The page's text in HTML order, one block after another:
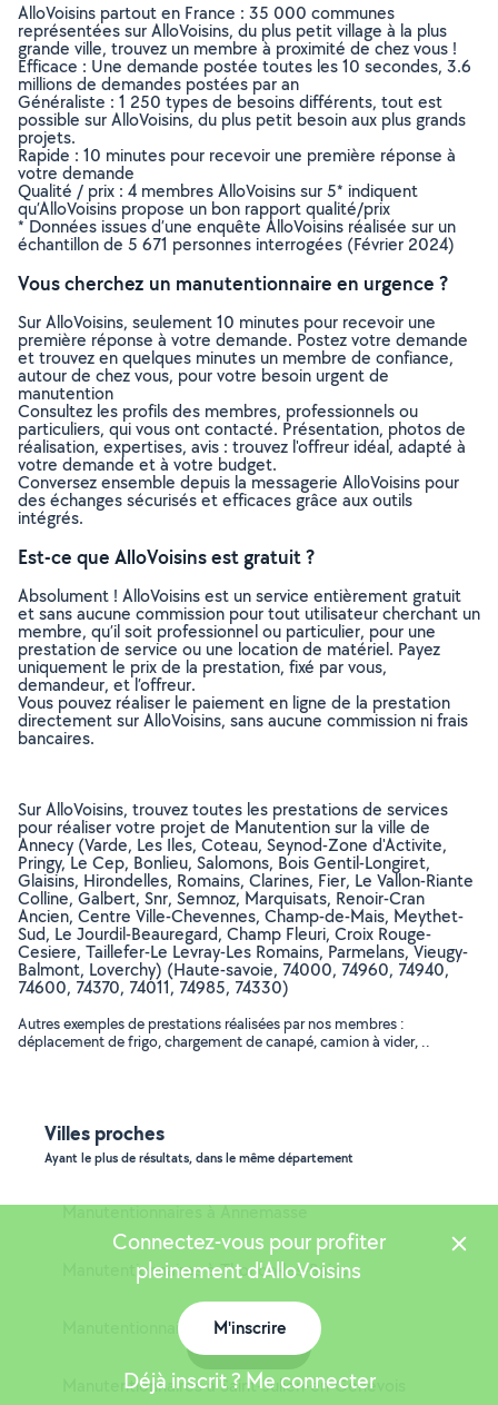
AlloVoisins partout en France : 35 000 communes
représentées sur AlloVoisins, du plus petit village à la plus
grande ville, trouvez un membre à proximité de chez vous !
Efficace : Une demande postée toutes les 10 secondes, 3.6
millions de demandes postées par an
Généraliste : 1 250 types de besoins différents, tout est
possible sur AlloVoisins, du plus petit besoin aux plus grands
projets.
Rapide : 10 minutes pour recevoir une première réponse à
votre demande
Qualité / prix : 4 membres AlloVoisins sur 5* indiquent
qu’AlloVoisins propose un bon rapport qualité/prix
* Données issues d’une enquête AlloVoisins réalisée sur un
échantillon de 5 671 personnes interrogées (Février 2024)
Vous cherchez un manutentionnaire en urgence ?
Sur AlloVoisins, seulement 10 minutes pour recevoir une
première réponse à votre demande. Postez votre demande
et trouvez en quelques minutes un membre de confiance,
autour de chez vous, pour votre besoin urgent de
manutention
Consultez les profils des membres, professionnels ou
particuliers, qui vous ont contacté. Présentation, photos de
réalisation, expertises, avis : trouvez l'offreur idéal, adapté à
votre demande et à votre budget.
Conversez ensemble depuis la messagerie AlloVoisins pour
des échanges sécurisés et efficaces grâce aux outils
intégrés.
Est-ce que AlloVoisins est gratuit ?
Absolument ! AlloVoisins est un service entièrement gratuit
et sans aucune commission pour tout utilisateur cherchant un
membre, qu’il soit professionnel ou particulier, pour une
prestation de service ou une location de matériel. Payez
uniquement le prix de la prestation, fixé par vous,
demandeur, et l’offreur.
Vous pouvez réaliser le paiement en ligne de la prestation
directement sur AlloVoisins, sans aucune commission ni frais
bancaires.
Sur AlloVoisins, trouvez toutes les prestations de services
pour réaliser votre projet de Manutention sur la ville de
Annecy (Varde, Les Iles, Coteau, Seynod-Zone d'Activite,
Pringy, Le Cep, Bonlieu, Salomons, Bois Gentil-Longiret,
Glaisins, Hirondelles, Romains, Clarines, Fier, Le Vallon-Riante
Colline, Galbert, Snr, Semnoz, Marquisats, Renoir-Cran
Ancien, Centre Ville-Chevennes, Champ-de-Mais, Meythet-
Sud, Le Jourdil-Beauregard, Champ Fleuri, Croix Rouge-
Cesiere, Taillefer-Le Levray-Les Romains, Parmelans, Vieugy-
Balmont, Loverchy) (Haute-savoie, 74000, 74960, 74940,
74600, 74370, 74011, 74985, 74330)
Autres exemples de prestations réalisées par nos membres :
déplacement de frigo, chargement de canapé, camion à vider, ..
Villes proches
Ayant le plus de résultats, dans le même département
Manutentionnaires à Annemasse
Manutentionnaires à Thonon-les-Bains
Manutentionnaires à Gaillard
Manutentionnaires à Saint-Julien-en-Genevois
Connectez-vous pour profiter
pleinement d'AlloVoisins
M'inscrire
Déjà inscrit ? Me connecter